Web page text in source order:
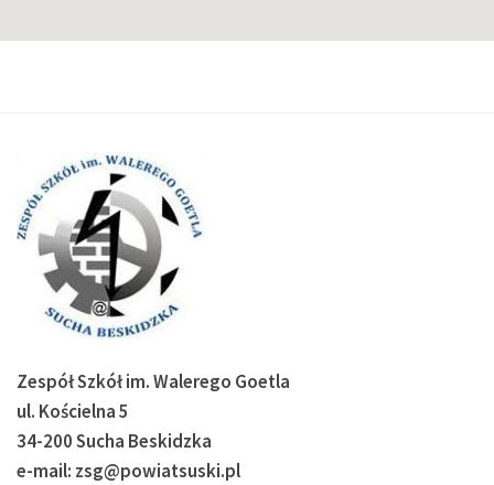
Zespół Szkół im. Walerego Goetla
ul. Kościelna 5
34-200 Sucha Beskidzka
e-mail: zsg@powiatsuski.pl